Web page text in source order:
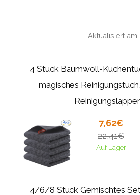
Aktualisiert am
4 Stück Baumwoll-
magisches
7,62€
22,41€
Auf Lager
4/6/8 Stück Gemischtes